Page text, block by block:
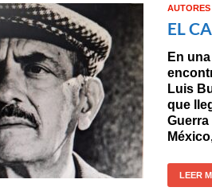
AUTORES
EL
En
Luis
que
Guerra
LEER